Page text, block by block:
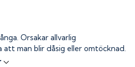
Orsakar allvarlig
man blir dåsig eller omtöcknad.